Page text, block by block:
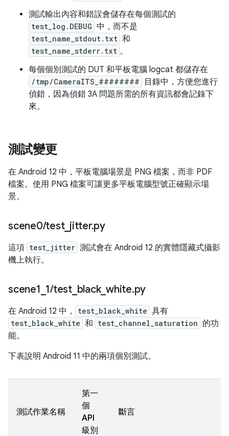
測試輸出內容和錯誤會儲存在每個測試的
test_log.DEBUG 中，而不是
test_name_stdout.txt 和
test_name_stderr.txt 。
每個個別測試的 DUT 和平板電腦 logcat 都儲存在
/tmp/CameraITS_########
目錄中，方便您進行
偵錯，因為偵錯 3A 問題所需的所有資訊都會記錄下
來。
測試變更
在 Android 12 中，平板電腦場景是 PNG 檔案，而非 PDF
檔案。使用 PNG 檔案可讓更多平板電腦型號正確顯示場
景。
scene0/test_ jitter.py
這項 test_jitter 測試會在 Android 12 的實體隱藏式攝影
機上執行。
scene1 1/test_ black_ white.py
在 Android 12 中， test_black_white 具有
test_black_white 和 test_channel_saturation 的功
能。
下表說明 Android 11 中的兩項個別測試。
測試作業名稱
第一
個
API
級別
斷言